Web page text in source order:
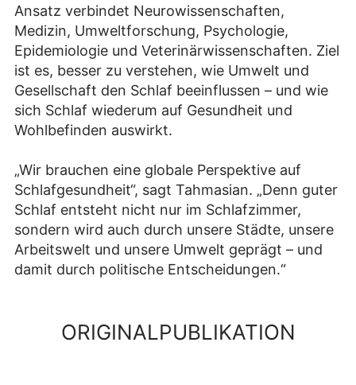
Ansatz verbindet Neurowissenschaften,
Medizin, Umweltforschung, Psychologie,
Epidemiologie und Veterinärwissenschaften. Ziel
ist es, besser zu verstehen, wie Umwelt und
Gesellschaft den Schlaf beeinflussen – und wie
sich Schlaf wiederum auf Gesundheit und
Wohlbefinden auswirkt.
„Wir brauchen eine globale Perspektive auf
Schlafgesundheit“, sagt Tahmasian. „Denn guter
Schlaf entsteht nicht nur im Schlafzimmer,
sondern wird auch durch unsere Städte, unsere
Arbeitswelt und unsere Umwelt geprägt – und
damit durch politische Entscheidungen.“
ORIGINALPUBLIKATION